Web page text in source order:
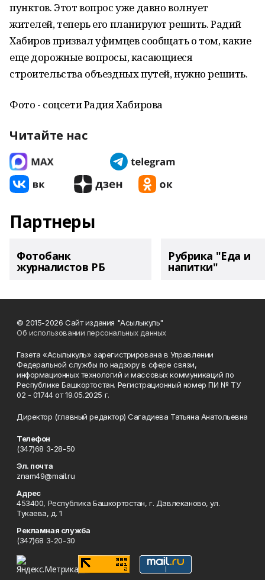
пунктов. Этот вопрос уже давно волнует
жителей, теперь его планируют решить. Радий
Хабиров призвал уфимцев сообщать о том, какие
еще дорожные вопросы, касающиеся
строительства объездных путей, нужно решить.
Фото - соцсети Радия Хабирова
Читайте нас
Партнеры
Фотобанк
журналистов РБ
Рубрика "Еда и
напитки"
© 2015-2026 Сайт издания "Асылыкуль"
Об использовании персональных данных
Газета «Асылыкуль» зарегистрирована в Управлении
Федеральной службы по надзору в сфере связи,
информационных технологий и массовых коммуникаций по
Республике Башкортостан. Регистрационный номер ПИ № ТУ
02 - 01744 от 19.05.2025 г.
Директор (главный редактор) Сагадиева Татьяна Анатольевна
Телефон
(347)68 3-28-50
Эл. почта
znam49@mail.ru
Адрес
453400, Республика Башкортостан, г. Давлеканово, ул.
Тукаева, д. 1
Рекламная служба
(347)68 3-20-30